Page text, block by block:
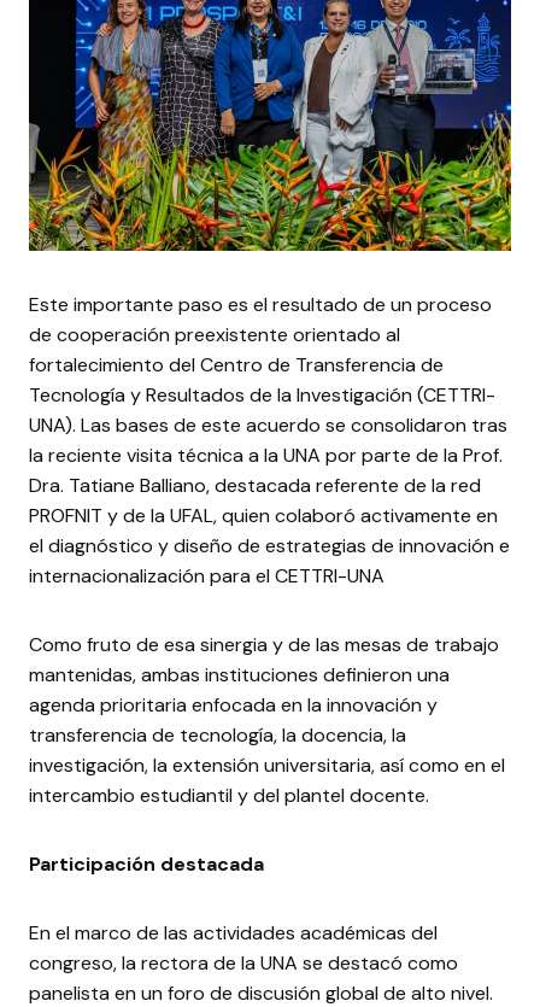
Este importante paso es el resultado de un proceso
de cooperación preexistente orientado al
fortalecimiento del Centro de Transferencia de
Tecnología y Resultados de la Investigación (CETTRI-
UNA). Las bases de este acuerdo se consolidaron tras
la reciente visita técnica a la UNA por parte de la Prof.
Dra. Tatiane Balliano, destacada referente de la red
PROFNIT y de la UFAL, quien colaboró activamente en
el diagnóstico y diseño de estrategias de innovación e
internacionalización para el CETTRI-UNA
Como fruto de esa sinergia y de las mesas de trabajo
mantenidas, ambas instituciones definieron una
agenda prioritaria enfocada en la innovación y
transferencia de tecnología, la docencia, la
investigación, la extensión universitaria, así como en el
intercambio estudiantil y del plantel docente.
Participación destacada
En el marco de las actividades académicas del
congreso, la rectora de la UNA se destacó como
panelista en un foro de discusión global de alto nivel.